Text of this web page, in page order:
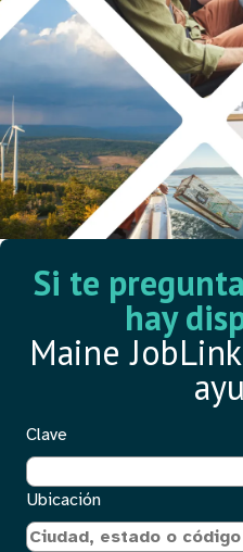
Si te
hay
Maine
Clave
Ubicación